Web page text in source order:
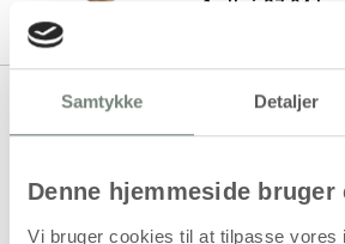
Samtykke Detaljer
Denne hjemmeside bruger
Vi bruger cookies til at tilpasse vores
1 stk á 37,94 kr.
Helmaske, H:
1 stk á 19,94 kr.